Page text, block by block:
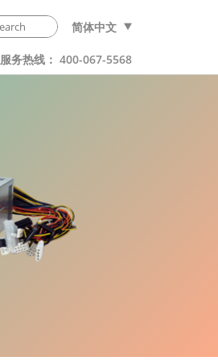
简体中文
服务热线： 400-067-5568